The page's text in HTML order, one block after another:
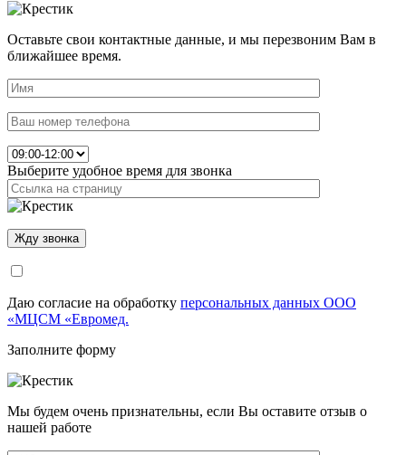
Оставьте свои контактные данные, и мы перезвоним Вам в
ближайшее время.
Выберите удобное время для звонка
Даю согласие на обработку персональных данных ООО
«МЦСМ «Евромед.
Заполните форму
Мы будем очень признательны, если Вы оставите отзыв о
нашей работе